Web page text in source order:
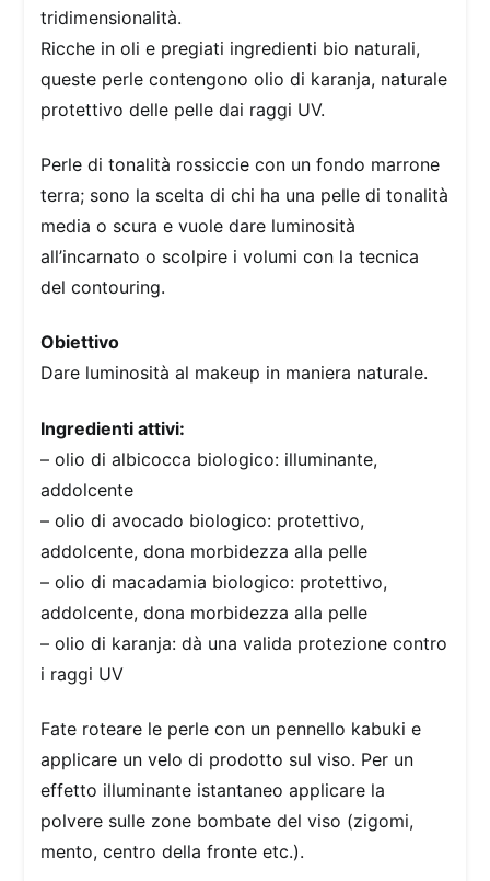
tridimensionalità.
Ricche in oli e pregiati ingredienti bio naturali,
queste perle contengono olio di karanja, naturale
protettivo delle pelle dai raggi UV.
Perle di tonalità rossiccie con un fondo marrone
terra; sono la scelta di chi ha una pelle di tonalità
media o scura e vuole dare luminosità
all’incarnato o scolpire i volumi con la tecnica
del contouring.
Obiettivo
Dare luminosità al makeup in maniera naturale.
Ingredienti attivi:
– olio di albicocca biologico: illuminante,
addolcente
– olio di avocado biologico: protettivo,
addolcente, dona morbidezza alla pelle
– olio di macadamia biologico: protettivo,
addolcente, dona morbidezza alla pelle
– olio di karanja: dà una valida protezione contro
i raggi UV
Fate roteare le perle con un pennello kabuki e
applicare un velo di prodotto sul viso. Per un
effetto illuminante istantaneo applicare la
polvere sulle zone bombate del viso (zigomi,
mento, centro della fronte etc.).